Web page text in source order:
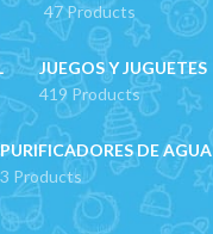
47 Products
JUEGOS Y JUGUETES
419 Products
PURIFICADORES DE AGUA
3 Products